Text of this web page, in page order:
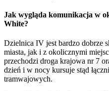
Jak wygląda komunikacja w
White?
Dzielnica IV jest bardzo dobrze
miasta, jak i z okolicznymi
przechodzi droga krajowa nr 7
dzień i w nocy kursuje stąd
tramwajowych.